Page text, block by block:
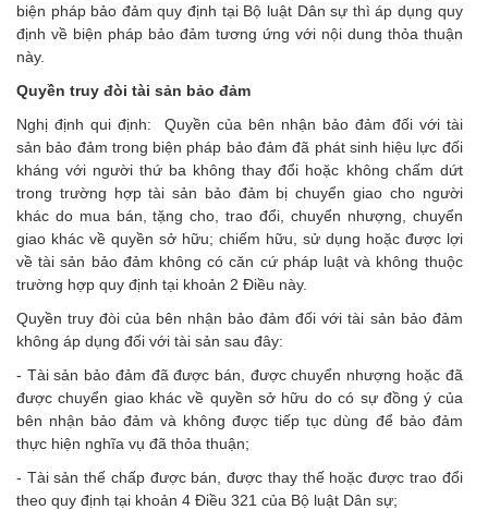
biện pháp bảo đảm quy định tại Bộ luật Dân sự thì áp dụng quy
định về biện pháp bảo đảm tương ứng với nội dung thỏa thuận
này.
Quyền truy đòi tài sản bảo đảm
Nghị định qui định: Quyền của bên nhận bảo đảm đối với tài
sản bảo đảm trong biện pháp bảo đảm đã phát sinh hiệu lực đối
kháng với người thứ ba không thay đổi hoặc không chấm dứt
trong trường hợp tài sản bảo đảm bị chuyển giao cho người
khác do mua bán, tặng cho, trao đổi, chuyển nhượng, chuyển
giao khác về quyền sở hữu; chiếm hữu, sử dụng hoặc được lợi
về tài sản bảo đảm không có căn cứ pháp luật và không thuộc
trường hợp quy định tại khoản 2 Điều này.
Quyền truy đòi của bên nhận bảo đảm đối với tài sản bảo đảm
không áp dụng đối với tài sản sau đây:
- Tài sản bảo đảm đã được bán, được chuyển nhượng hoặc đã
được chuyển giao khác về quyền sở hữu do có sự đồng ý của
bên nhận bảo đảm và không được tiếp tục dùng để bảo đảm
thực hiện nghĩa vụ đã thỏa thuận;
- Tài sản thế chấp được bán, được thay thế hoặc được trao đổi
theo quy định tại khoản 4 Điều 321 của Bộ luật Dân sự;